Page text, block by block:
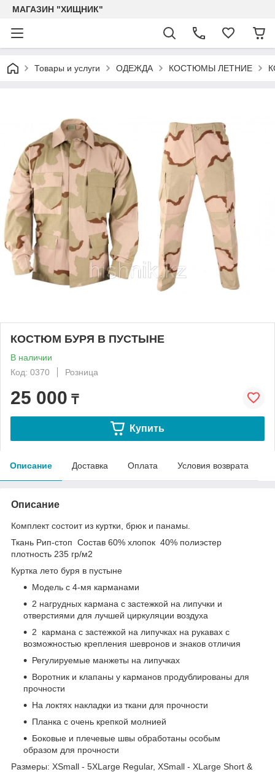
МАГАЗИН "ХИЩНИК"
Товары и услуги ОДЕЖДА КОСТЮМЫ ЛЕТНИЕ
КОСТЮМ БУРЯ В ПУСТЫНЕ
В наличии
Код: 0370
Розница
25 000 ₸
Купить
Описание Доставка Оплата Условия возврата
Описание
Комплект состоит из куртки, брюк и панамы.
Ткань Рип-стоп Состав 60% хлопок 40% полиэстер
плотность 235 гр/м2
Куртка лето буря в пустыне
Модель с 4-мя карманами
2 нагрудных кармана с застежкой на липучки и
отверстиями для лучшей циркуляции воздуха
2 кармана с застежкой на липучках на рукавах с
возможностью крепления шевронов и знаков отличия
Регулируемые манжеты на липучках
Воротник и клапаны у карманов продублированы для
прочности
На локтях накладки из ткани для прочности
Планка с очень крепкой молнией
Боковые и плечевые швы обработаны особым
образом для прочности
Размеры: XSmall - 5XLarge Regular, XSmall - XLarge Short &